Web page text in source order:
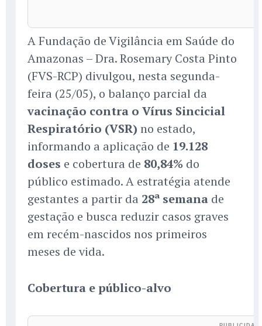
A Fundação de Vigilância em Saúde do
Amazonas – Dra. Rosemary Costa Pinto
(FVS-RCP) divulgou, nesta segunda-
feira (25/05), o balanço parcial da
vacinação contra o Vírus Sincicial
Respiratório (VSR) no estado,
informando a aplicação de 19.128
doses e cobertura de 80,84% do
público estimado. A estratégia atende
gestantes a partir da 28ª semana de
gestação e busca reduzir casos graves
em recém-nascidos nos primeiros
meses de vida.
Cobertura e público-alvo